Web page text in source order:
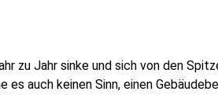
zu Jahr sinke und sich von den
es auch keinen Sinn, einen